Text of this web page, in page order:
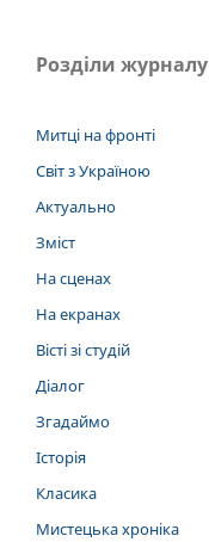
Розділи журналу
Митці на фронті
Світ з Україною
Актуально
Зміст
На сценах
На екранах
Вісті зі студій
Діалог
Згадаймо
Історія
Класика
Мистецька хроніка